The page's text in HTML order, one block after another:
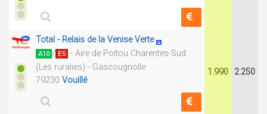
Total - Relais de la Venise Verte
A10 / E5 - Aire de Poitou Charentes-Sud
(Les ruralies) - Gascougnolle
79230 Vouillé
1.990 2.250